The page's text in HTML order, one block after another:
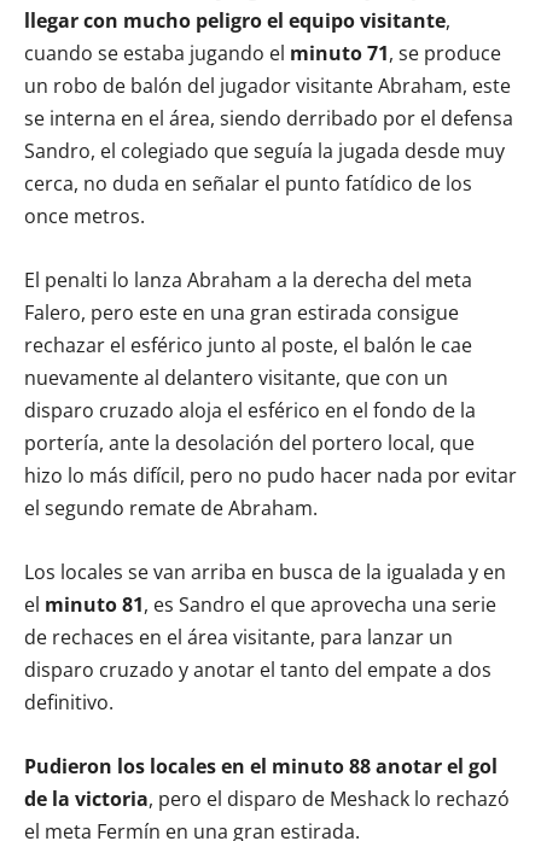
llegar con mucho peligro el equipo visitante,
cuando se estaba jugando el minuto 71, se produce
un robo de balón del jugador visitante Abraham, este
se interna en el área, siendo derribado por el defensa
Sandro, el colegiado que seguía la jugada desde muy
cerca, no duda en señalar el punto fatídico de los
once metros.
El penalti lo lanza Abraham a la derecha del meta
Falero, pero este en una gran estirada consigue
rechazar el esférico junto al poste, el balón le cae
nuevamente al delantero visitante, que con un
disparo cruzado aloja el esférico en el fondo de la
portería, ante la desolación del portero local, que
hizo lo más difícil, pero no pudo hacer nada por evitar
el segundo remate de Abraham.
Los locales se van arriba en busca de la igualada y en
el minuto 81, es Sandro el que aprovecha una serie
de rechaces en el área visitante, para lanzar un
disparo cruzado y anotar el tanto del empate a dos
definitivo.
Pudieron los locales en el minuto 88 anotar el gol
de la victoria, pero el disparo de Meshack lo rechazó
el meta Fermín en una gran estirada.